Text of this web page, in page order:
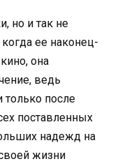
но и так не
ее наконец-
она
ведь
только после
поставленных
надежд на
жизни